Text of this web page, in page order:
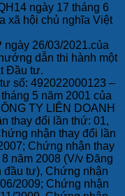
ngày 17 tháng 6
xã hội chủ nghĩa Việt
26/03/2021.của
dẫn thi hành một
Đầu tư.
số: 492022000123 –
5 năm 2001 của
TY LIÊN DOANH
thay đổi lần thứ: 01,
nhận thay đổi lần
Chứng nhận thay
năm 2008 (V/v Đăng
đầu tư), Chứng nhận
2009; Chứng nhận